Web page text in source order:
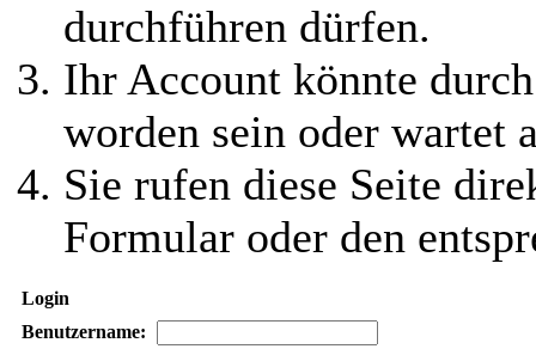
durchführen dürfen.
Ihr Account könnte
worden sein oder wartet
Sie rufen diese Seite
Formular oder den
Login
Benutzername: